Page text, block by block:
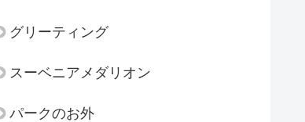
グリーティング
スーベニアメダリオン
パークのお外